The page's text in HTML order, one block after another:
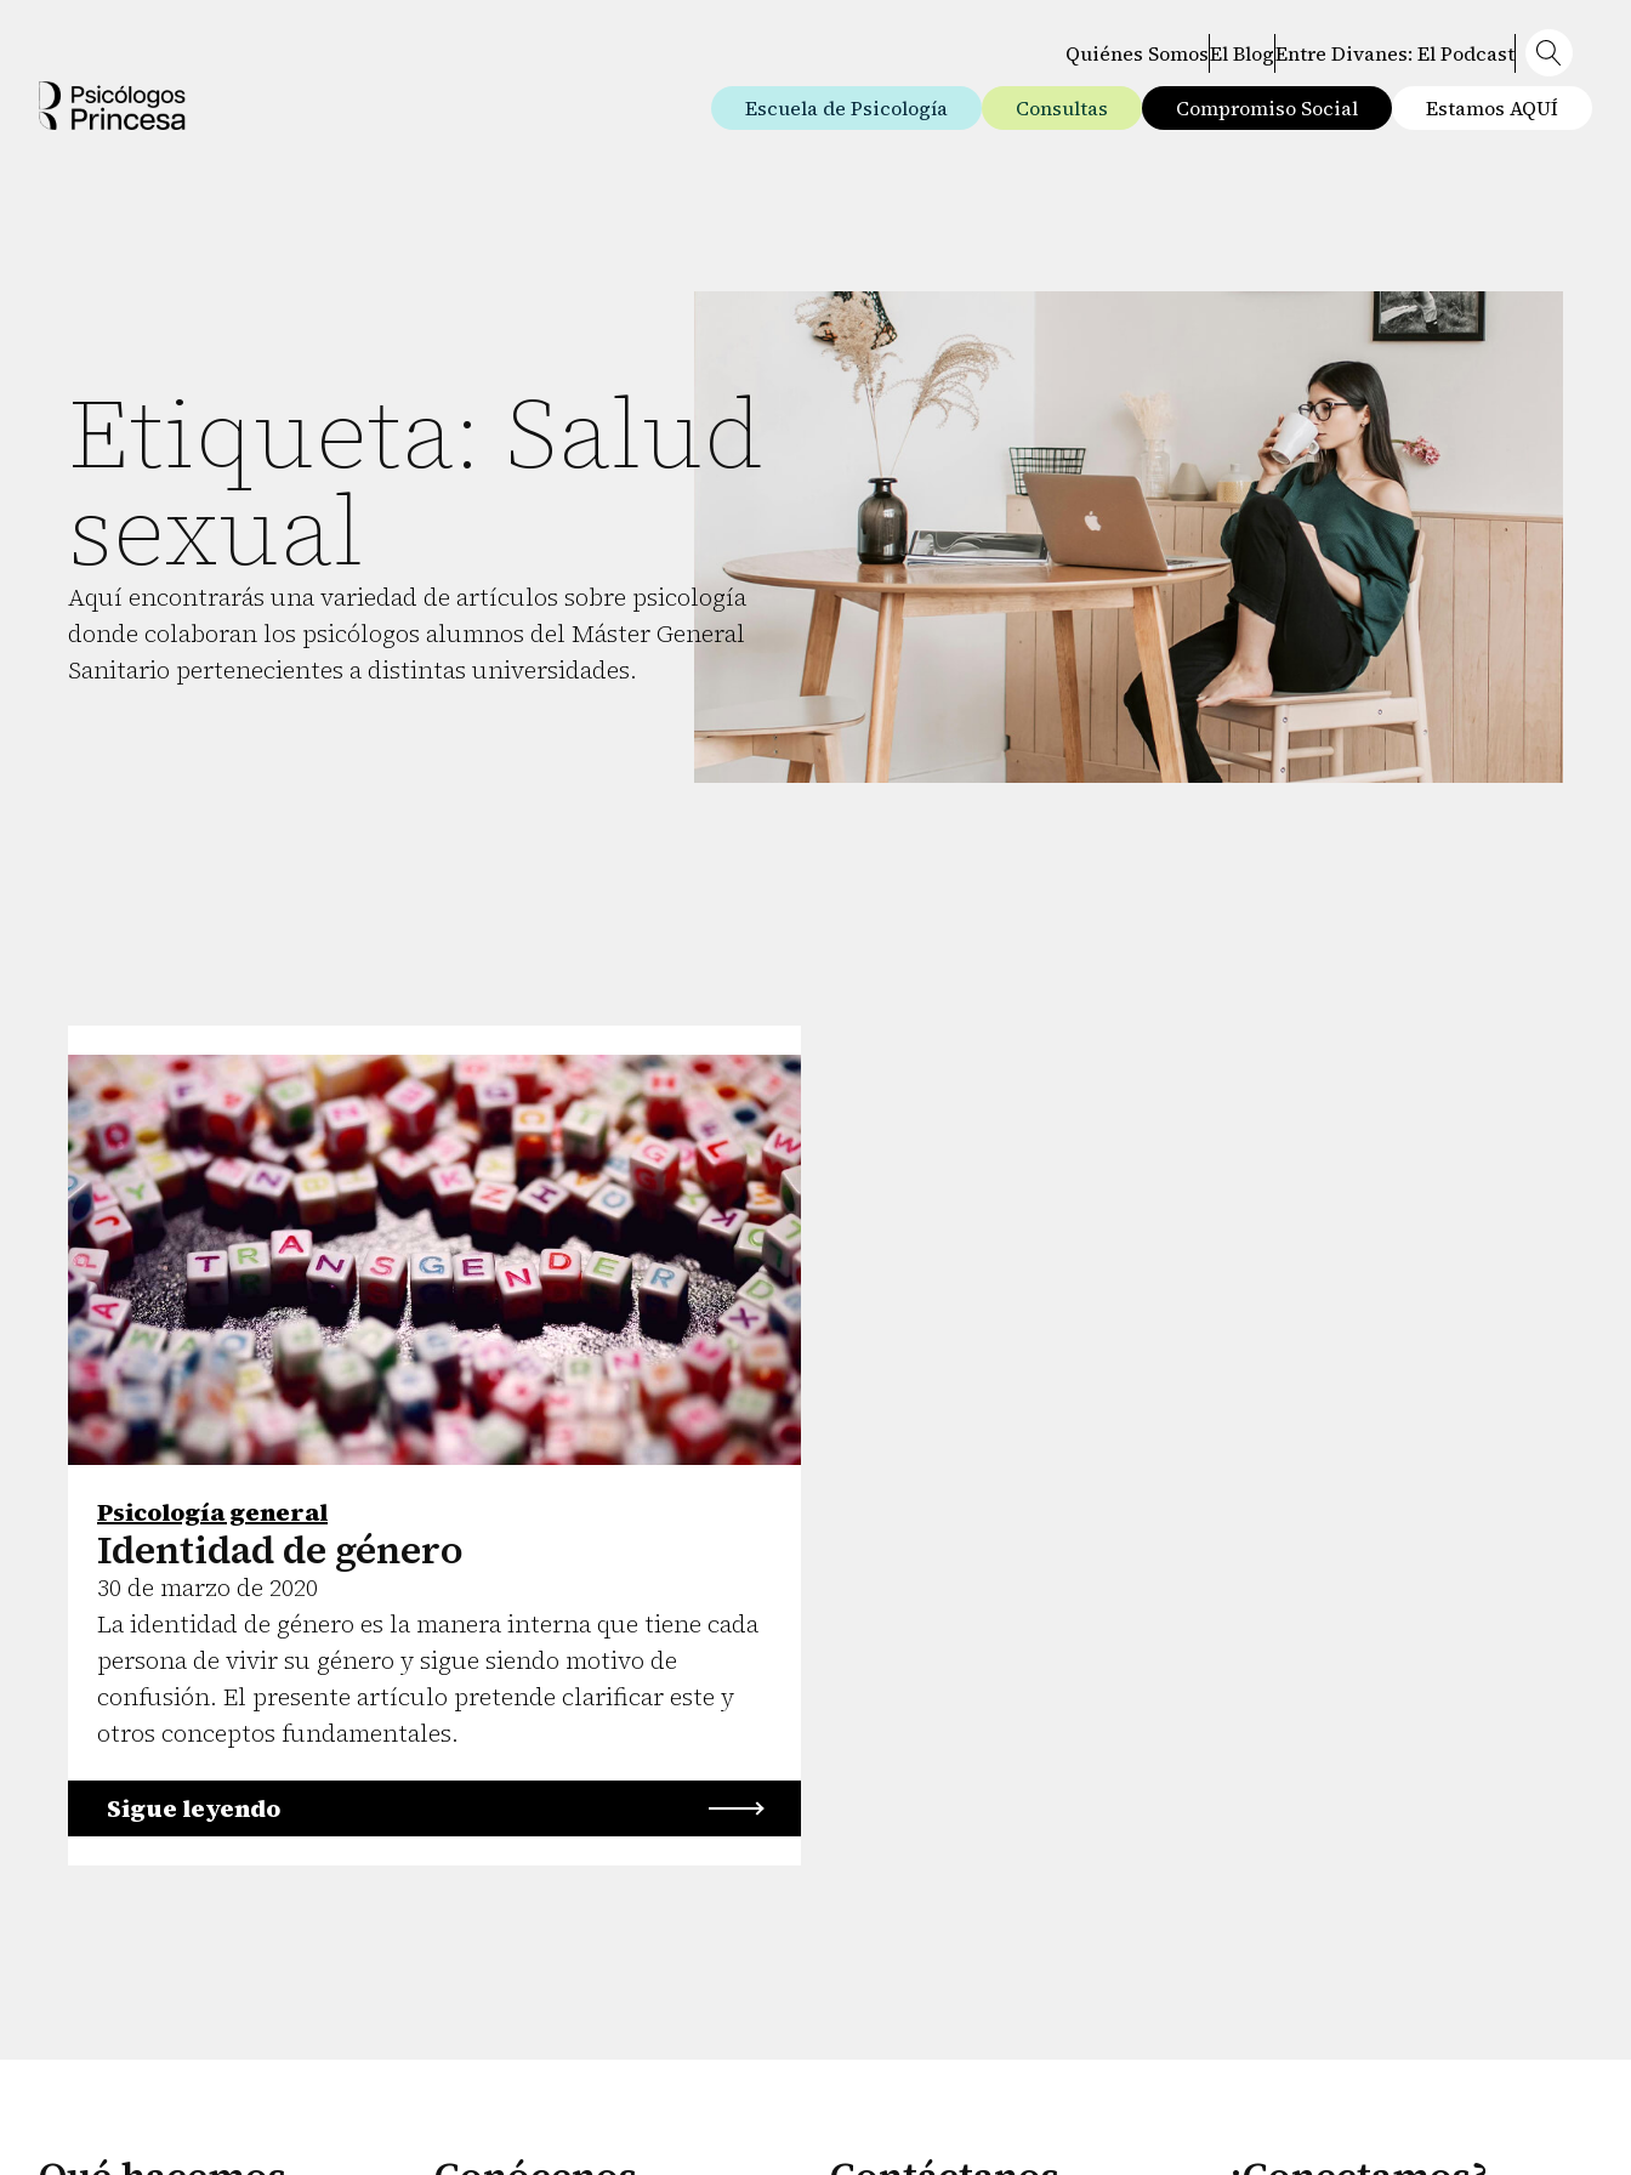
Quiénes SomosEl BlogEntre Divanes: El Podcast
Escuela de Psicología Consultas Compromiso Social Estamos AQUÍ
Etiqueta: Salud
sexual
Aquí encontrarás una variedad de artículos sobre psicología
donde colaboran los psicólogos alumnos del Máster General
Sanitario pertenecientes a distintas universidades.
Psicología general
Identidad de género
30 de marzo de 2020
La identidad de género es la manera interna que tiene cada
persona de vivir su género y sigue siendo motivo de
confusión. El presente artículo pretende clarificar este y
otros conceptos fundamentales.
Sigue leyendo